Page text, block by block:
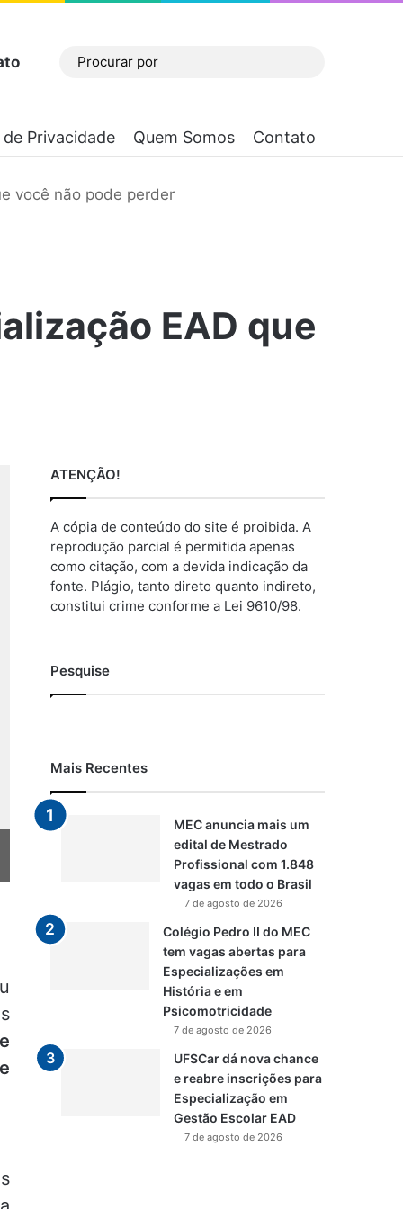
Barra Lateral
Privacidade Quem Somos Contato
você não pode perder
EAD que
ATENÇÃO!
A cópia de conteúdo do site é proibida. A
reprodução parcial é permitida apenas
como citação, com a devida indicação da
fonte. Plágio, tanto direto quanto indireto,
constitui crime conforme a Lei 9610/98.
Pesquise
Mais Recentes
MEC anuncia mais um
edital de Mestrado
Profissional com 1.848
vagas em todo o Brasil
7 de agosto de 2026
Colégio Pedro II do MEC
tem vagas abertas para
Especializações em
História e em
Psicomotricidade
7 de agosto de 2026
UFSCar dá nova chance
e reabre inscrições para
Especialização em
Gestão Escolar EAD
7 de agosto de 2026